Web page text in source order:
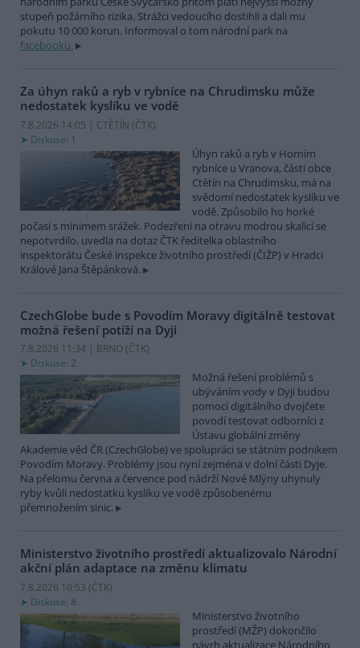
stupeň požárního rizika. Strážci vedoucího dostihli a dali mu
pokutu 10 000 korun. Informoval o tom národní park na
facebooku.
Za úhyn raků a ryb v rybníce na Chrudimsku může
nedostatek kyslíku ve vodě
7.8.2026 14:05 | CTĚTÍN (ČTK)
Diskuse: 1
Úhyn raků a ryb v Horním
rybníce u Vranova, části obce
Ctětín na Chrudimsku, má na
svědomí nedostatek kyslíku ve
vodě. Způsobilo ho horké
počasí s minimem srážek. Podezření na otravu modrou skalicí se
nepotvrdilo, uvedla na dotaz ČTK ředitelka oblastního
inspektorátu České inspekce životního prostředí (ČIŽP) v Hradci
Králové Jana Štěpánková.
CzechGlobe bude s Povodím Moravy digitálně testovat
možná řešení potíží na Dyji
7.8.2026 11:34 | BRNO (ČTK)
Diskuse: 2
Možná řešení problémů s
ubýváním vody v Dyji budou
pomocí digitálního dvojčete
povodí testovat odborníci z
Ústavu globální změny
Akademie věd ČR (CzechGlobe) ve spolupráci se státním podnikem
Povodím Moravy. Problémy jsou nyní zejména v dolní části Dyje.
Na přelomu června a července pod nádrží Nové Mlýny uhynuly
ryby kvůli nedostatku kyslíku ve vodě způsobenému
přemnožením sinic.
Ministerstvo životního prostředí aktualizovalo Národní
akční plán adaptace na změnu klimatu
7.8.2026 10:53 (ČTK)
Diskuse: 8
Ministerstvo životního
prostředí (MŽP) dokončilo
návrh aktualizace Národního